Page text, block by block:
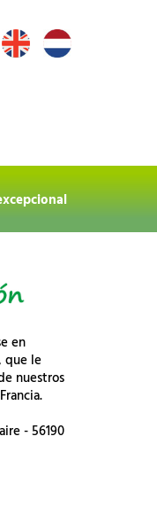
en
que le
nuestros
- 56190